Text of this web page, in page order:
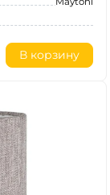
В корзину